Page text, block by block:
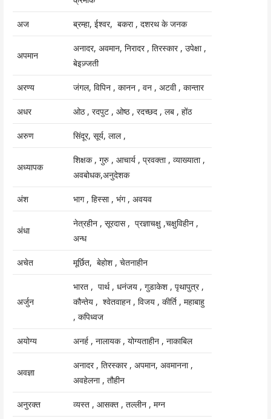
अज ब्रम्हा, ईश्वर, बकरा , दशरथ के जनक
अपमान
अनादर, अवमान, निरादर , तिरस्कार , उपेक्षा ,
बेइज़्जती
अरण्य जंगल, विपिन , कानन , वन , अटवी , कान्तार
अधर ओठ , रदपुट , ओष्ठ , रदच्छद , लब , होंठ
अरुण सिंदूर, सूर्य, लाल ,
अध्यापक
शिक्षक , गुरु , आचार्य , प्रवक्ता , व्याख्याता ,
अवबोधक,अनुदेशक
अंश भाग , हिस्सा , भंग , अवयव
अंधा
नेत्रहीन , सूरदास , प्रज्ञाचक्षु ,चक्षुविहीन ,
अन्ध
अचेत मूर्छित, बेहोश , चेतनाहीन
अर्जुन
भारत , पार्थ , धनंजय , गुडाकेश , पृथापुत्र ,
कौन्तेय , श्वेतवाहन , विजय , कीर्ति , महाबाहु
, कपिध्वज
अयोग्य अनर्ह , नालायक , योग्यताहीन , नाकाबिल
अवज्ञा
अनादर , तिरस्कार , अपमान, अवमानना ,
अवहेलना , तौहीन
अनुरक्त व्यस्त , आसक्त , तल्लीन , मग्न